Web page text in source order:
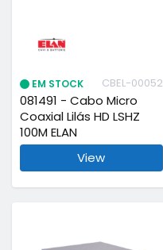
EM STOCK CBEL-00052
081491 - Cabo Micro
Coaxial Lilás HD LSHZ
100M ELAN
View